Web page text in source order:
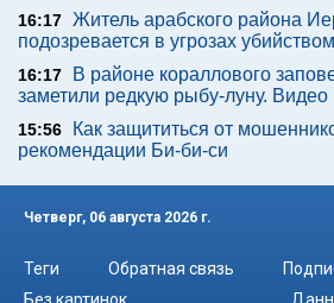
16:17 Житель арабского района
подозревается в угрозах
16:17
В районе кораллового
заметили редкую рыбу-луну. Видео
15:56
Как защититься от
рекомендации Би-би-си
Четверг, 06 августа 2026 г.
Теги Обратная связь
Без картинок